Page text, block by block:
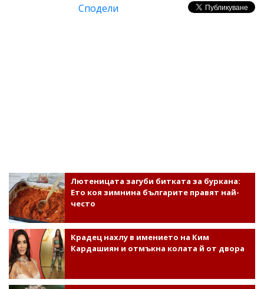
Сподели
Лютеницата загуби битката за буркана:
Ето коя зимнина българите правят най-
често
Крадец нахлу в имението на Ким
Кардашиян и отмъкна колата й от двора